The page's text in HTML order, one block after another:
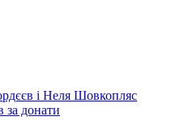
і Неля Шовкопляс
за донати